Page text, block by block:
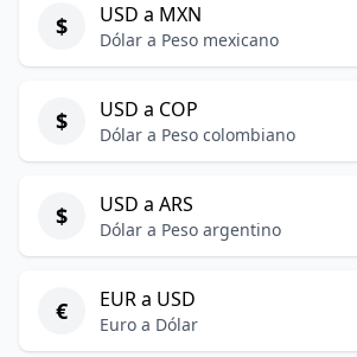
$ USD a MXN
Dólar a Peso mexicano
$ USD a COP
Dólar a Peso colombiano
$ USD a ARS
Dólar a Peso argentino
€ EUR a USD
Euro a Dólar